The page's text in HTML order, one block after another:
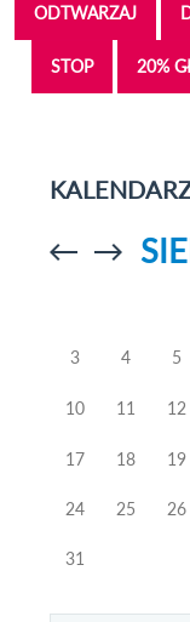
ODTWARZAJ
STOP 20%
Przejdź do
3 4 5
10 11 12
17 18 19
24 25 26
31